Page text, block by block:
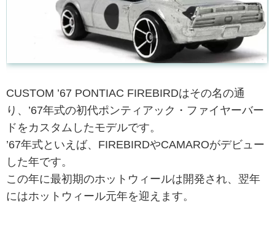
CUSTOM ’67 PONTIAC FIREBIRDはその名の通
り、’67年式の初代ポンティアック・ファイヤーバー
ドをカスタムしたモデルです。
’67年式といえば、FIREBIRDやCAMAROがデビュー
した年です。
この年に最初期のホットウィールは開発され、翌年
にはホットウィール元年を迎えます。